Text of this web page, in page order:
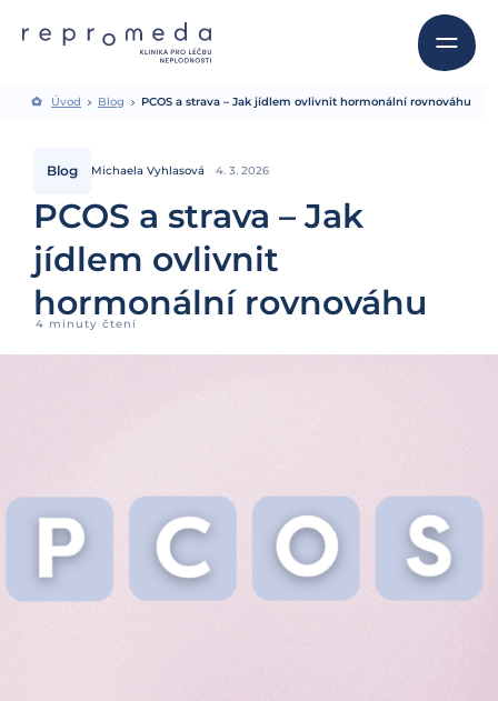
Úvod Blog PCOS a strava – Jak jídlem ovlivnit hormonální rovnováhu
Blog Michaela Vyhlasová 4. 3. 2026
PCOS a strava – Jak
jídlem ovlivnit
hormonální rovnováhu
4 minuty čtení